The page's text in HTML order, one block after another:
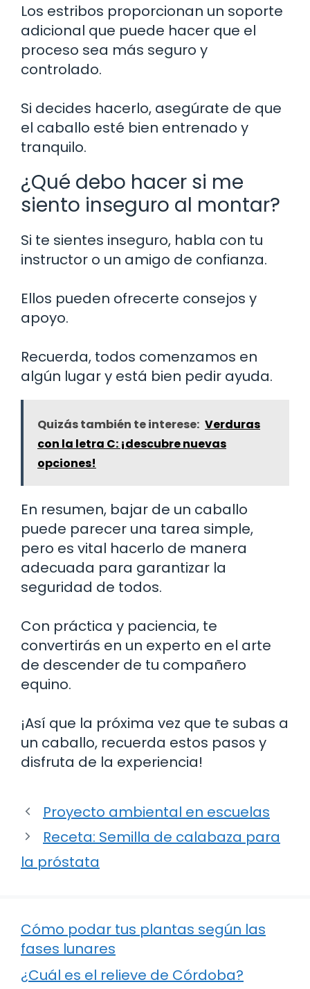
Los estribos proporcionan un soporte
adicional que puede hacer que el
proceso sea más seguro y
controlado.
Si decides hacerlo, asegúrate de que
el caballo esté bien entrenado y
tranquilo.
¿Qué debo hacer si me
siento inseguro al montar?
Si te sientes inseguro, habla con tu
instructor o un amigo de confianza.
Ellos pueden ofrecerte consejos y
apoyo.
Recuerda, todos comenzamos en
algún lugar y está bien pedir ayuda.
Quizás también te interese: Verduras
con la letra C: ¡descubre nuevas
opciones!
En resumen, bajar de un caballo
puede parecer una tarea simple,
pero es vital hacerlo de manera
adecuada para garantizar la
seguridad de todos.
Con práctica y paciencia, te
convertirás en un experto en el arte
de descender de tu compañero
equino.
¡Así que la próxima vez que te subas a
un caballo, recuerda estos pasos y
disfruta de la experiencia!
Proyecto ambiental en escuelas
Receta: Semilla de calabaza para
la próstata
Cómo podar tus plantas según las
fases lunares
¿Cuál es el relieve de Córdoba?